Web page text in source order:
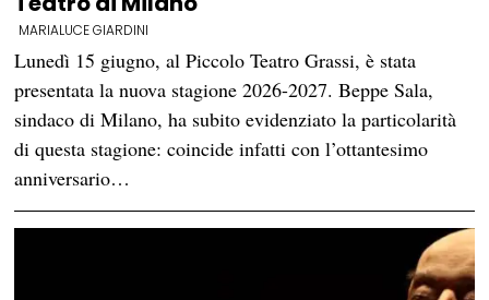
MARIALUCE GIARDINI
Lunedì 15 giugno, al Piccolo Teatro Grassi, è stata
presentata la nuova stagione 2026-2027. Beppe Sala,
sindaco di Milano, ha subito evidenziato la particolarità
di questa stagione: coincide infatti con l’ottantesimo
anniversario…